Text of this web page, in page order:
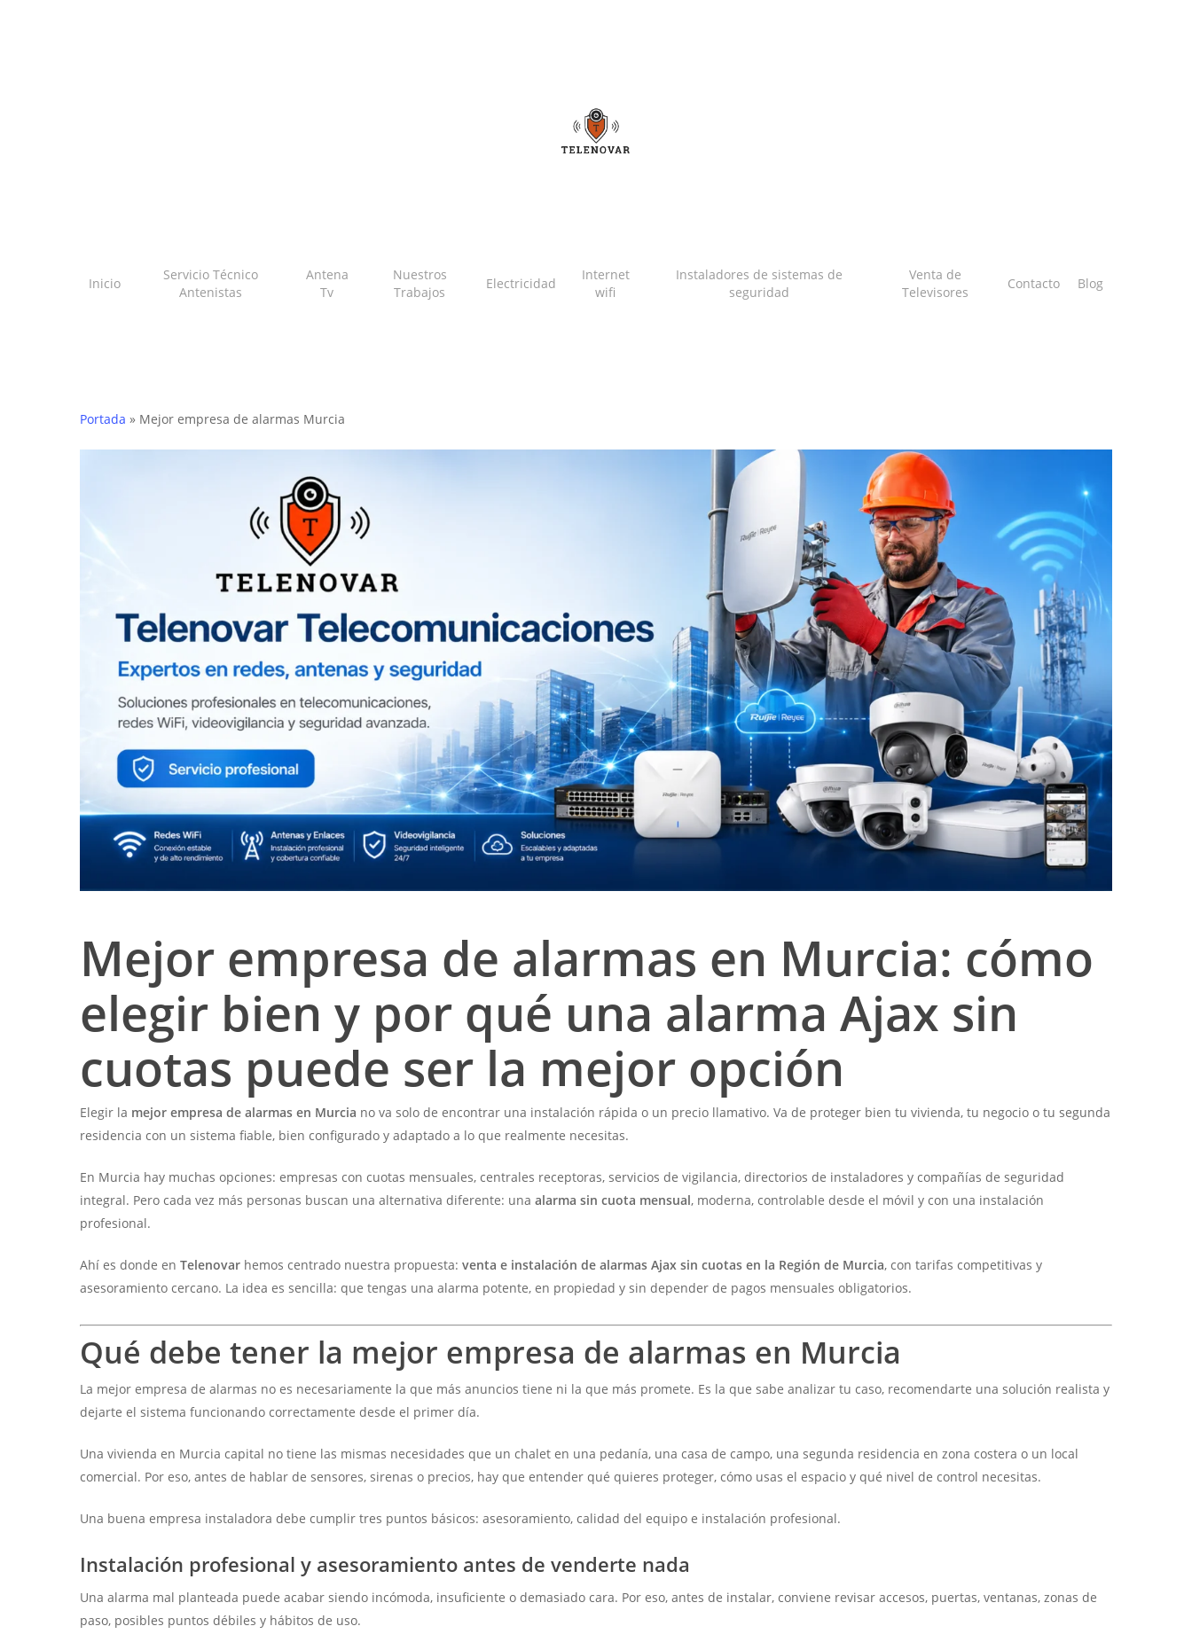
Inicio
Servicio Técnico
Antenistas
Antena
Tv
Nuestros
Trabajos
Electricidad
Internet
wifi
Instaladores de sistemas de
seguridad
Venta de
Televisores
Contacto Blog
Portada » Mejor empresa de alarmas Murcia
Mejor empresa de alarmas en Murcia: cómo
elegir bien y por qué una alarma Ajax sin
cuotas puede ser la mejor opción
Elegir la mejor empresa de alarmas en Murcia no va solo de encontrar una instalación rápida o un precio llamativo. Va de proteger bien tu vivienda, tu negocio o tu segunda
residencia con un sistema fiable, bien configurado y adaptado a lo que realmente necesitas.
En Murcia hay muchas opciones: empresas con cuotas mensuales, centrales receptoras, servicios de vigilancia, directorios de instaladores y compañías de seguridad
integral. Pero cada vez más personas buscan una alternativa diferente: unaalarma sin cuota mensual, moderna, controlable desde el móvil y con una instalación
profesional.
Ahí es donde enTelenovar hemos centrado nuestra propuesta:venta e instalación de alarmas Ajax sin cuotas en la Región de Murcia, con tarifas competitivas y
asesoramiento cercano. La idea es sencilla: que tengas una alarma potente, en propiedad y sin depender de pagos mensuales obligatorios.
Qué debe tener la mejor empresa de alarmas en Murcia
La mejor empresa de alarmas no es necesariamente la que más anuncios tiene ni la que más promete. Es la que sabe analizar tu caso, recomendarte una solución realista y
dejarte el sistema funcionando correctamente desde el primer día.
Una vivienda en Murcia capital no tiene las mismas necesidades que un chalet en una pedanía, una casa de campo, una segunda residencia en zona costera o un local
comercial. Por eso, antes de hablar de sensores, sirenas o precios, hay que entender qué quieres proteger, cómo usas el espacio y qué nivel de control necesitas.
Una buena empresa instaladora debe cumplir tres puntos básicos: asesoramiento, calidad del equipo e instalación profesional.
Instalación profesional y asesoramiento antes de venderte nada
Una alarma mal planteada puede acabar siendo incómoda, insuficiente o demasiado cara. Por eso, antes de instalar, conviene revisar accesos, puertas, ventanas, zonas de
paso, posibles puntos débiles y hábitos de uso.